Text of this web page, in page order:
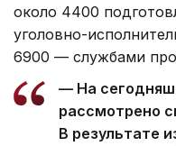
около 4400
уголовно-
6900 — службами
— На
рассмотрено
В результате